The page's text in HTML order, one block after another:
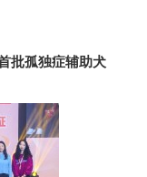
批孤独症辅助犬